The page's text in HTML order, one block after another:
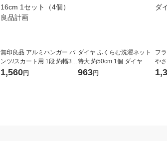
無印良品 アルミハンガー パ
ンツ/スカート用 1段 約幅35
×奥行3×高さ16cm 1セット
（4個） 良品計画
1,560円
ダイヤ ふくらむ洗濯ネット
特大 約50cm 1個 ダイヤ
963円
フ
や
ン